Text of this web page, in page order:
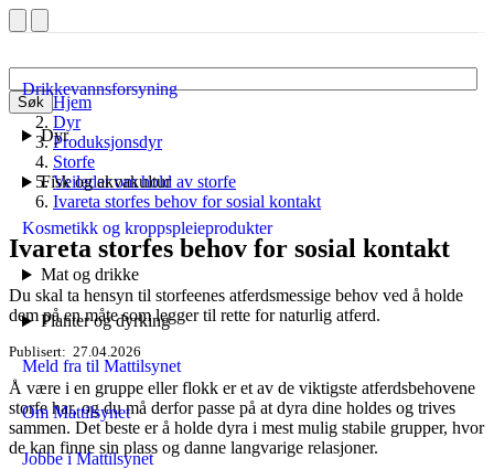
Søk
Drikkevannsforsyning
Dyr
Fisk og akvakultur
Kosmetikk og kroppspleieprodukter
Mat og drikke
Planter og dyrking
Meld fra til Mattilsynet
Om Mattilsynet
Jobbe i Mattilsynet
Hjem
Dyr
Produksjonsdyr
Storfe
Veileder om hold av storfe
Ivareta storfes behov for sosial kontakt
Ivareta storfes behov for sosial kontakt
Du skal ta hensyn til storfeenes atferds­messige behov ved å holde
dem på en måte som legger til rette for naturlig atferd.
Publisert 27.04.2026
Å være i en gruppe eller flokk er et av de viktigste atferds­behovene
storfe har, og du må derfor passe på at dyra dine holdes og trives
sammen. Det beste er å holde dyra i mest mulig stabile grupper, hvor
de kan finne sin plass og danne lang­varige relasjoner.